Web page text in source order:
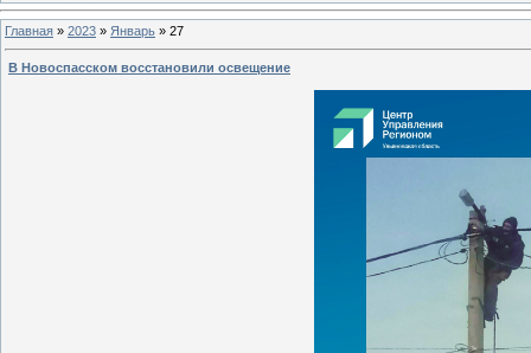
Главная » 2023 » Январь » 27
В Новоспасском восстановили освещение